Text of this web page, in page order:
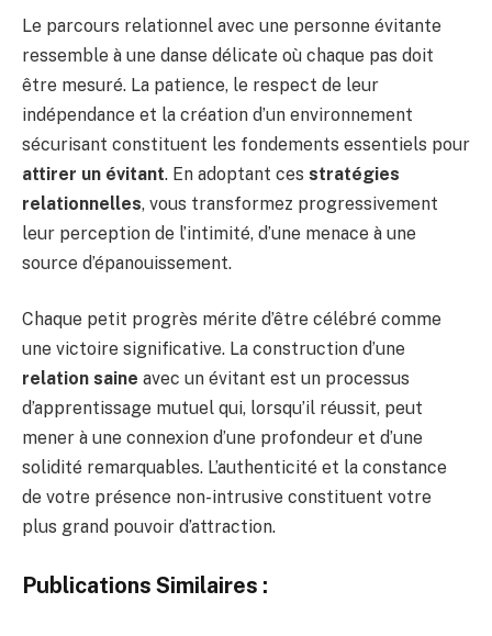
Le parcours relationnel avec une personne évitante
ressemble à une danse délicate où chaque pas doit
être mesuré. La patience, le respect de leur
indépendance et la création d’un environnement
sécurisant constituent les fondements essentiels pour
attirer un évitant. En adoptant ces stratégies
relationnelles, vous transformez progressivement
leur perception de l’intimité, d’une menace à une
source d’épanouissement.
Chaque petit progrès mérite d’être célébré comme
une victoire significative. La construction d’une
relation saine avec un évitant est un processus
d’apprentissage mutuel qui, lorsqu’il réussit, peut
mener à une connexion d’une profondeur et d’une
solidité remarquables. L’authenticité et la constance
de votre présence non-intrusive constituent votre
plus grand pouvoir d’attraction.
Publications Similaires :